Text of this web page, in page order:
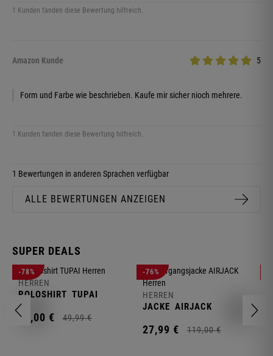
1 Kunden fanden diese Bewertung hilfreich.
Amazon Kunde 5
Form und Farbe wie beschrieben. Kaufe mir sicher nioch mehrere.
1 Kunden fanden diese Bewertung hilfreich.
1 Bewertungen in anderen Sprachen verfügbar
ALLE BEWERTUNGEN ANZEIGEN
SUPER DEALS
-78%
HERREN
POLOSHIRT TUPAI
11,00 € 49,99 €
-76%
HERREN
JACKE AIRJACK
27,99 € 119,00 €